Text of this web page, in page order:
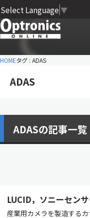
Select Language ▼
HOMEタグ : ADAS
ADAS
ADASの記事一覧
LUCID，ソニーセン
産業用カメラを製造する